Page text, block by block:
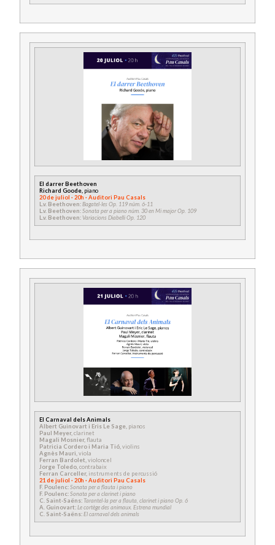
El darrer Beethoven
Richard Goode, piano
20 de juliol · 20h · Auditori Pau Casals
L.v. Beethoven:Bagatel·les Op. 119 núm. 6-11
L.v. Beethoven: Sonata per a piano núm. 30 en Mi major Op. 109
L.v. Beethoven:Variacions Diabelli Op. 120
El Carnaval dels Animals
Albert Guinovart i Eris Le Sage, pianos
Paul Meyer, clarinet
Magali Mosnier, flauta
Patricia Cordero i Maria Tió, violins
Agnès Mauri, viola
Ferran Bardolet, violoncel
Jorge Toledo, contrabaix
Ferran Carceller, instruments de percussió
21 de juliol · 20h · Auditori Pau Casals
F. Poulenc: Sonata per a flauta i piano
F. Poulenc: Sonata per a clarinet i piano
C. Saint-Saëns:Tarantel·la per a flauta, clarinet i piano Op. 6
A. Guinovart:Le cortège des animaux. Estrena mundial
C. Saint-Saëns:El carnaval dels animals